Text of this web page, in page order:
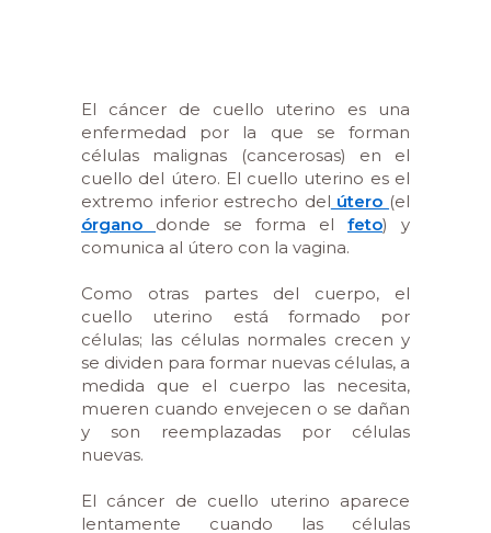
El cáncer de cuello uterino es una
enfermedad por la que se forman
células malignas (cancerosas) en el
cuello del útero. El cuello uterino es el
extremo inferior estrecho del útero (el
órgano donde se forma el feto) y
comunica al útero con la vagina.
Como otras partes del cuerpo, el
cuello uterino está formado por
células; las células normales crecen y
se dividen para formar nuevas células, a
medida que el cuerpo las necesita,
mueren cuando envejecen o se dañan
y son reemplazadas por células
nuevas.
El cáncer de cuello uterino aparece
lentamente cuando las células